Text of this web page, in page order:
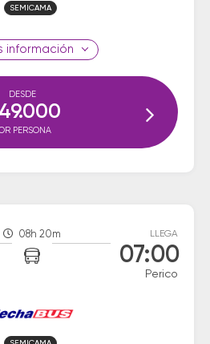
SEMICAMA
información
DESDE
49.000
PERSONA
08h 20m LLEGA
07:00
Perico